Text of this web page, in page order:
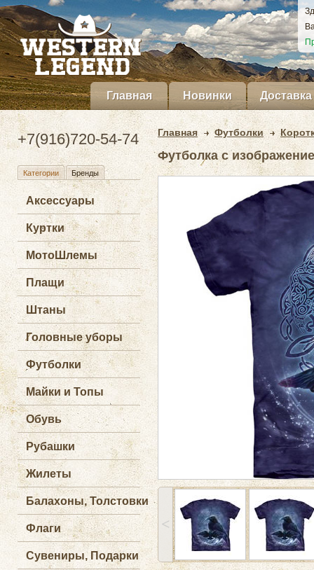
Главная Новинки Доставка
+7(916)720-54-74
Категории Бренды
Аксессуары
Куртки
МотоШлемы
Плащи
Штаны
Головные уборы
Футболки
Майки и Топы
Обувь
Рубашки
Жилеты
Балахоны, Толстовки
Флаги
Сувениры, Подарки
Главная Футболки
Футболка с
˂